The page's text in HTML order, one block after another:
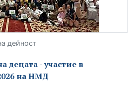
дейност
децата - участие в
на НМД